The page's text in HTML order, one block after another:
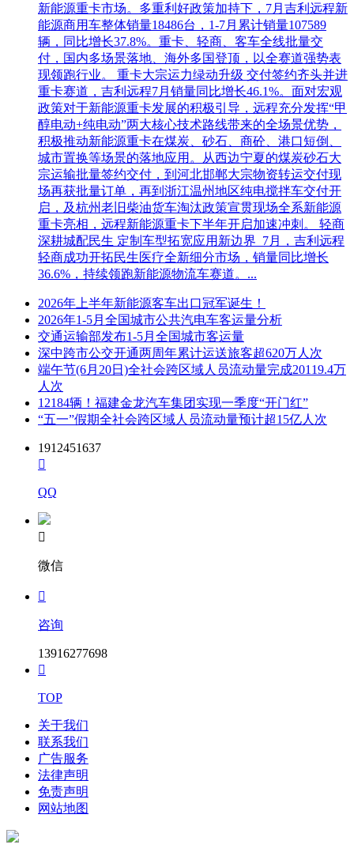
新能源重卡市场。多重利好政策加持下，7月吉利远程新
能源商用车整体销量18486台，1-7月累计销量107589
辆，同比增长37.8%。重卡、轻商、客车全线批量交
付，国内多场景落地、海外多国登顶，以全赛道强势表
现领跑行业。 重卡大宗运力绿动升级 交付签约齐头并进
重卡赛道，吉利远程7月销量同比增长46.1%。面对宏观
政策对于新能源重卡发展的积极引导，远程充分发挥“甲
醇电动+纯电动”两大核心技术路线带来的全场景优势，
积极推动新能源重卡在煤炭、砂石、商砼、港口短倒、
城市置换等场景的落地应用。从西边宁夏的煤炭砂石大
宗运输批量签约交付，到河北邯郸大宗物资转运交付现
场再获批量订单，再到浙江温州地区纯电搅拌车交付开
启，及杭州老旧柴油货车淘汰政策宣贯现场全系新能源
重卡亮相，远程新能源重卡下半年开启加速冲刺。 轻商
深耕城配民生 定制车型拓宽应用新边界 7月，吉利远程
轻商成功开拓民生医疗全新细分市场，销量同比增长
36.6%，持续领跑新能源物流车赛道。...
2026年上半年新能源客车出口冠军诞生！
2026年1-5月全国城市公共汽电车客运量分析
交通运输部发布1-5月全国城市客运量
深中跨市公交开通两周年累计运送旅客超620万人次
端午节(6月20日)全社会跨区域人员流动量完成20119.4万
人次
12184辆！福建金龙汽车集团实现一季度“开门红”
“五一”假期全社会跨区域人员流动量预计超15亿人次
1912451637

QQ

微信

咨询
13916277698

TOP
关于我们
联系我们
广告服务
法律声明
免责声明
网站地图